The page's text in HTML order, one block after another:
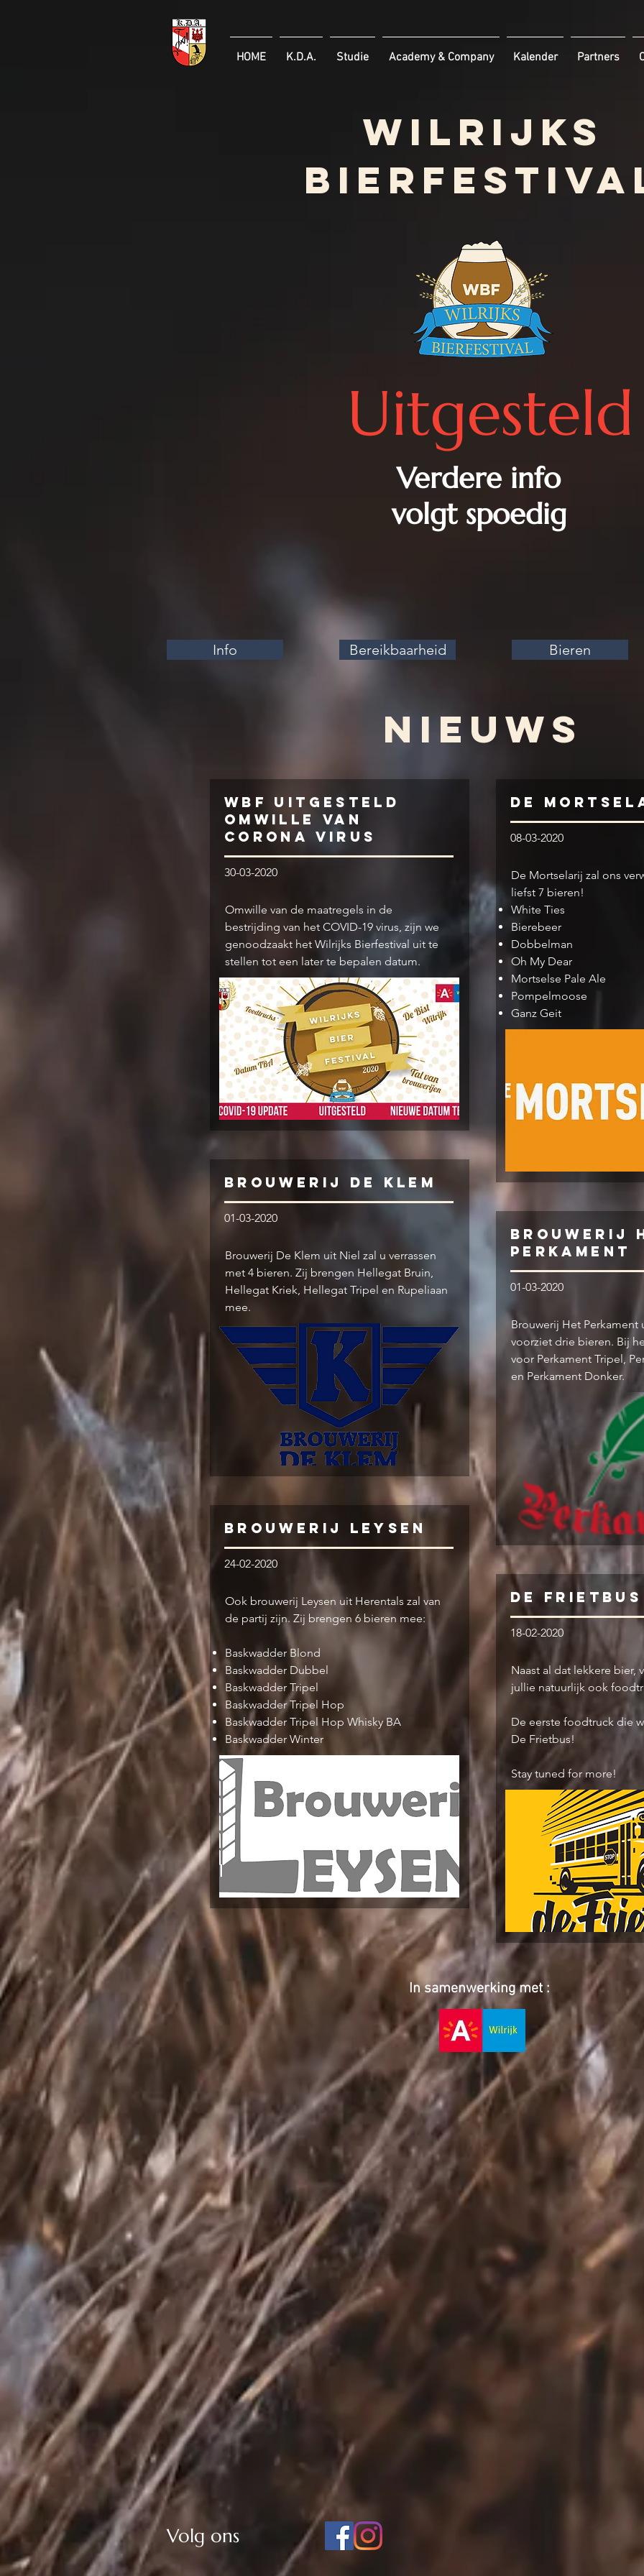
HOME K.D.A. Studie Academy & Company Kalender Partners
wilrijks
Uitgesteld
Verdere info
volgt spoedig
Info Bereikbaarheid Bieren
Nieuws
WBF uitgesteld
omwille van
corona virus
30-03-2020
Omwille van de maatregels in de
bestrijding van het COVID-19 virus, zijn we
genoodzaakt het Wilrijks Bierfestival uit te
stellen tot een later te bepalen datum.
Brouwerij De Klem
01-03-2020
Brouwerij De Klem uit Niel zal u verrassen
met 4 bieren. Zij brengen Hellegat Bruin,
Hellegat Kriek, Hellegat Tripel en Rupeliaan
mee.
Brouwerij Leysen
24-02-2020
Ook brouwerij Leysen uit Herentals zal van
de partij zijn. Zij brengen 6 bieren mee:
Baskwadder Blond
Baskwadder Dubbel
Baskwadder Tripel
Baskwadder Tripel Hop
Baskwadder Tripel Hop Whisky BA
Baskwadder Winter
De
08-03-2020
De Mortselarij zal ons
liefst 7 bieren!
White Ties
Bierebeer
Dobbelman
Oh My Dear
Mortselse Pale Ale
Pompelmoose
Ganz Geit
Brouwerij
Perkament
01-03-2020
Brouwerij Het Perkament
voorziet drie bieren. Bij
voor Perkament Tripel,
en Perkament Donker.
De Frietbus
18-02-2020
Naast al dat lekkere bier,
jullie natuurlijk ook
De eerste foodtruck die
De Frietbus!
Stay tuned for more!
In samenwerking met :
Volg ons